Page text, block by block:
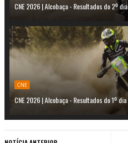
CNE 2026 | Alcobaça - Resultados do 2º dia
CNE
CNE 2026 | Alcobaça - Resultados do 1º dia